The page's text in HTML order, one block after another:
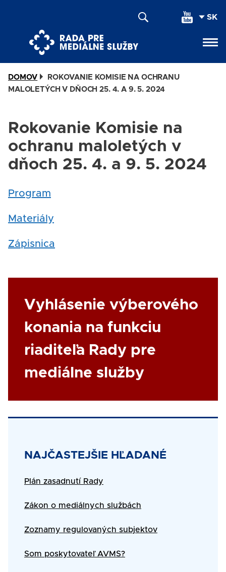
DOMOV
ROKOVANIE KOMISIE NA OCHRANU
MALOLETÝCH V DŇOCH 25. 4. A 9. 5. 2024
Rokovanie Komisie na
ochranu maloletých v
dňoch 25. 4. a 9. 5. 2024
Program
Materiály
Zápisnica
Link
Vyhlásenie výberového
konania na funkciu
riaditeľa Rady pre
mediálne služby
Title
NAJČASTEJŠIE HĽADANÉ
Text
Plán zasadnutí Rady
Zákon o mediálnych službách
Zoznamy regulovaných subjektov
Som poskytovateľ AVMS?